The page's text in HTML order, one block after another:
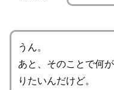
うん。
あと、そのことで何が
りたいんだけど。